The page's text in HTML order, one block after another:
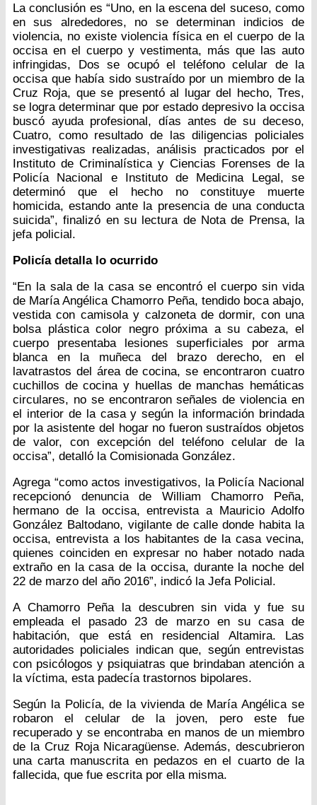
La conclusión es “Uno, en la escena del suceso, como
en sus alrededores, no se determinan indicios de
violencia, no existe violencia física en el cuerpo de la
occisa en el cuerpo y vestimenta, más que las auto
infringidas, Dos se ocupó el teléfono celular de la
occisa que había sido sustraído por un miembro de la
Cruz Roja, que se presentó al lugar del hecho, Tres,
se logra determinar que por estado depresivo la occisa
buscó ayuda profesional, días antes de su deceso,
Cuatro, como resultado de las diligencias policiales
investigativas realizadas, análisis practicados por el
Instituto de Criminalística y Ciencias Forenses de la
Policía Nacional e Instituto de Medicina Legal, se
determinó que el hecho no constituye muerte
homicida, estando ante la presencia de una conducta
suicida”, finalizó en su lectura de Nota de Prensa, la
jefa policial.
Policía detalla lo ocurrido
“En la sala de la casa se encontró el cuerpo sin vida
de María Angélica Chamorro Peña, tendido boca abajo,
vestida con camisola y calzoneta de dormir, con una
bolsa plástica color negro próxima a su cabeza, el
cuerpo presentaba lesiones superficiales por arma
blanca en la muñeca del brazo derecho, en el
lavatrastos del área de cocina, se encontraron cuatro
cuchillos de cocina y huellas de manchas hemáticas
circulares, no se encontraron señales de violencia en
el interior de la casa y según la información brindada
por la asistente del hogar no fueron sustraídos objetos
de valor, con excepción del teléfono celular de la
occisa”, detalló la Comisionada González.
Agrega “como actos investigativos, la Policía Nacional
recepcionó denuncia de William Chamorro Peña,
hermano de la occisa, entrevista a Mauricio Adolfo
González Baltodano, vigilante de calle donde habita la
occisa, entrevista a los habitantes de la casa vecina,
quienes coinciden en expresar no haber notado nada
extraño en la casa de la occisa, durante la noche del
22 de marzo del año 2016”, indicó la Jefa Policial.
A Chamorro Peña la descubren sin vida y fue su
empleada el pasado 23 de marzo en su casa de
habitación, que está en residencial Altamira. Las
autoridades policiales indican que, según entrevistas
con psicólogos y psiquiatras que brindaban atención a
la víctima, esta padecía trastornos bipolares.
Según la Policía, de la vivienda de María Angélica se
robaron el celular de la joven, pero este fue
recuperado y se encontraba en manos de un miembro
de la Cruz Roja Nicaragüense. Además, descubrieron
una carta manuscrita en pedazos en el cuarto de la
fallecida, que fue escrita por ella misma.